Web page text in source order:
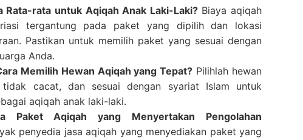
Rata-rata untuk Aqiqah Anak Laki-Laki?Biaya aqiqah
tergantung pada paket yang dipilih dan lokasi
Pastikan untuk memilih paket yang sesuai dengan
Anda.
Memilih Hewan Aqiqah yang Tepat? Pilihlah hewan
cacat, dan sesuai dengan syariat Islam untuk
aqiqah anak laki-laki.
Paket Aqiqah yang Menyertakan Pengolahan
penyedia jasa aqiqah yang menyediakan paket yang